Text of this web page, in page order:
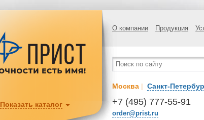
О компании Продукция
Москва | Санкт-
+7 (495) 777-55-91
order@prist.ru
Показать каталог